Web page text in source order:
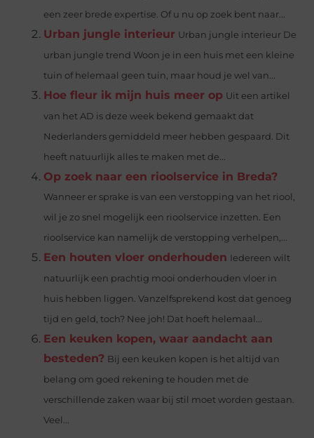
een zeer brede expertise. Of u nu op zoek bent naar...
Urban jungle interieur Urban jungle interieur De
urban jungle trend Woon je in een huis met een kleine
tuin of helemaal geen tuin, maar houd je wel van...
Hoe fleur ik mijn huis meer op Uit een artikel
van het AD is deze week bekend gemaakt dat
Nederlanders gemiddeld meer hebben gespaard. Dit
heeft natuurlijk alles te maken met de...
Op zoek naar een rioolservice in Breda?
Wanneer er sprake is van een verstopping van het riool,
wil je zo snel mogelijk een rioolservice inzetten. Een
rioolservice kan namelijk de verstopping verhelpen,...
Een houten vloer onderhouden Iedereen wilt
natuurlijk een prachtig mooi onderhouden vloer in
huis hebben liggen. Vanzelfsprekend kost dat genoeg
tijd en geld, toch? Nee joh! Dat hoeft helemaal...
Een keuken kopen, waar aandacht aan
besteden? Bij een keuken kopen is het altijd van
belang om goed rekening te houden met de
verschillende zaken waar bij stil moet worden gestaan.
Veel...